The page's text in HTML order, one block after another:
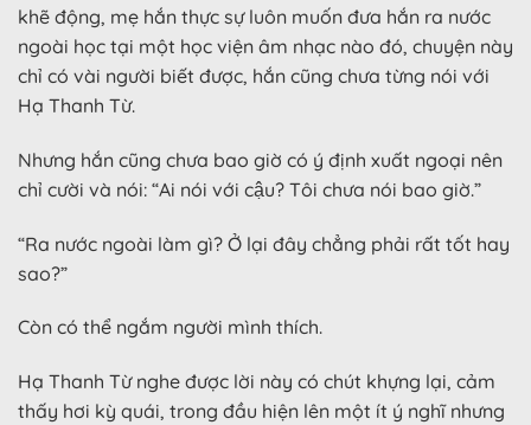
khẽ động, mẹ hắn thực sự luôn muốn đưa hắn ra nước
ngoài học tại một học viện âm nhạc nào đó, chuyện này
chỉ có vài người biết được, hắn cũng chưa từng nói với
Hạ Thanh Từ.
Nhưng hắn cũng chưa bao giờ có ý định xuất ngoại nên
chỉ cười và nói: “Ai nói với cậu? Tôi chưa nói bao giờ.”
“Ra nước ngoài làm gì? Ở lại đây chẳng phải rất tốt hay
sao?”
Còn có thể ngắm người mình thích.
Hạ Thanh Từ nghe được lời này có chút khựng lại, cảm
thấy hơi kỳ quái, trong đầu hiện lên một ít ý nghĩ nhưng